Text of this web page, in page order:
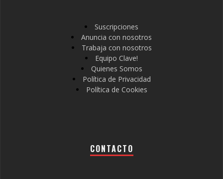
Suscripciones
Anuncia con nosotros
Trabaja con nosotros
Equipo Clave!
Quienes Somos
Política de Privacidad
Política de Cookies
CONTACTO